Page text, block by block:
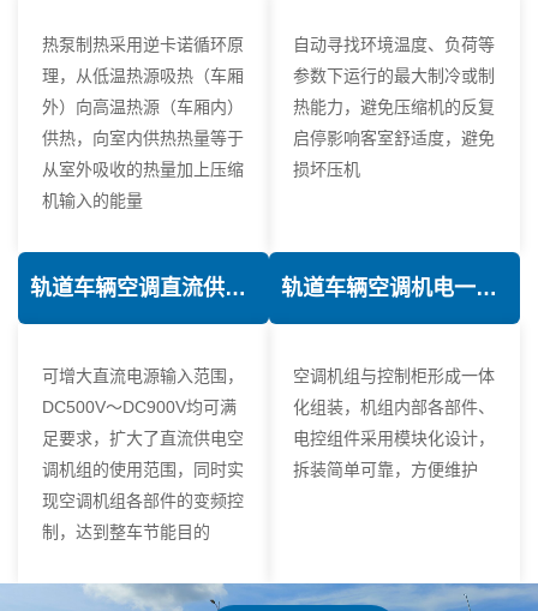
热泵制热采用逆卡诺循环原
理，从低温热源吸热（车厢
外）向高温热源（车厢内）
供热，向室内供热热量等于
从室外吸收的热量加上压缩
机输入的能量
自动寻找环境温度、负荷等
参数下运行的最大制冷或制
热能力，避免压缩机的反复
启停影响客室舒适度，避免
损坏压机
轨道车辆空调直流供电技术
可增大直流电源输入范围，
DC500V～DC900V均可满
足要求，扩大了直流供电空
调机组的使用范围，同时实
现空调机组各部件的变频控
制，达到整车节能目的
轨道车辆空调机电一体化技术
空调机组与控制柜形成一体
化组装，机组内部各部件、
电控组件采用模块化设计，
拆装简单可靠，方便维护